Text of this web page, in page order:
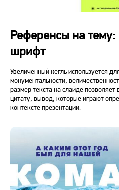
Референсы на
шрифт
Увеличенный кегль используется
монументальности,
размер текста на слайде
цитату, вывод, которые играют
контексте презентации.